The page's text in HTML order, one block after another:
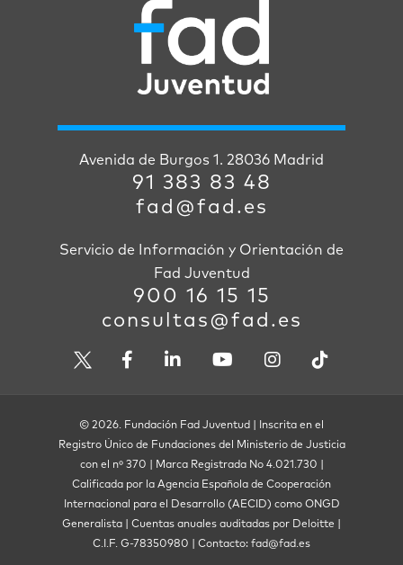
Avenida de Burgos 1. 28036 Madrid
91 383 83 48
fad@fad.es
Servicio de Información y Orientación de
Fad Juventud
900 16 15 15
consultas@fad.es
© 2026. Fundación Fad Juventud | Inscrita en el
Registro Único de Fundaciones del Ministerio de Justicia
con el nº 370 | Marca Registrada No 4.021.730 |
Calificada por la Agencia Española de Cooperación
Internacional para el Desarrollo (AECID) como ONGD
Generalista | Cuentas anuales auditadas por Deloitte |
C.I.F. G-78350980 | Contacto: fad@fad.es